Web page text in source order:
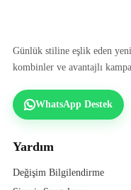
Günlük stiline eşlik eden
kombinler ve avantajlı
WhatsApp Destek
Yardım
Değişim Bilgilendirme